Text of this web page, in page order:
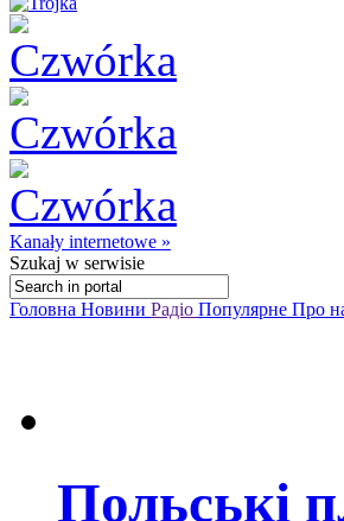
Kanały internetowe »
Szukaj w serwisie
Головна Новини Радіо Популярне Про
Польські